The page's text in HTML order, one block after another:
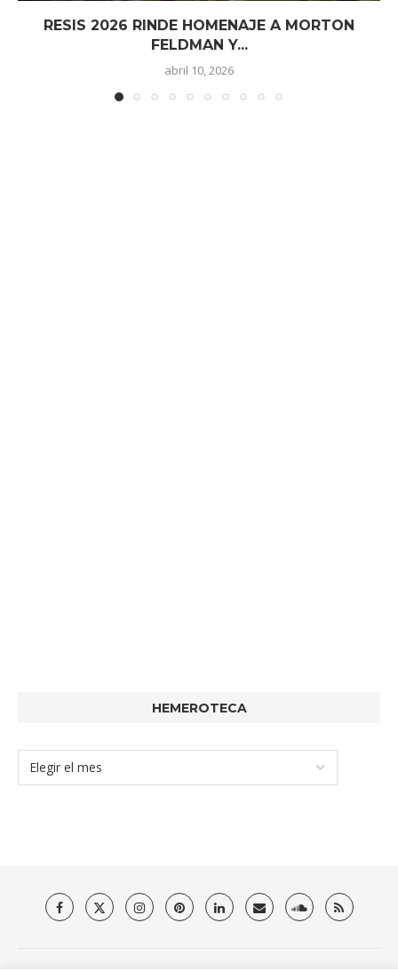
RESIS 2026 RINDE HOMENAJE A MORTON
FELDMAN Y...
abril 10, 2026
HEMEROTECA